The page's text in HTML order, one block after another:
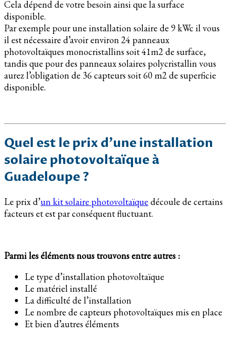
Cela dépend de votre besoin ainsi que la surface
disponible.
Par exemple pour une installation solaire de 9 kWc il vous
il est nécessaire d’avoir environ 24 panneaux
photovoltaïques monocristallins soit 41m2 de surface,
tandis que pour des panneaux solaires polycristallin vous
aurez l’obligation de 36 capteurs soit 60 m2 de superficie
disponible.
Quel est le prix d’une installation
solaire photovoltaïque à
Guadeloupe ?
Le prix d’un kit solaire photovoltaïque découle de certains
facteurs et est par conséquent fluctuant.
Parmi les éléments nous trouvons entre autres :
Le type d’installation photovoltaïque
Le matériel installé
La difficulté de l’installation
Le nombre de capteurs photovoltaïques mis en place
Et bien d’autres éléments